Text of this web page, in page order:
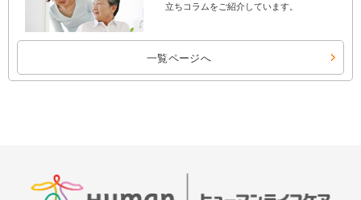
立ちコラムをご紹介しています。
一覧ページへ